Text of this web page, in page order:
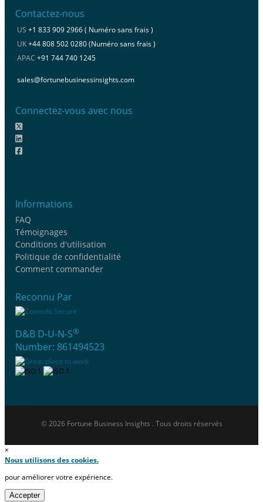
Contactez-nous
US +1 833 909 2966 ( Numéro sans frais )
UK+44 808 502 0280 (Numéro sans frais )
APAC +91 744 740 1245
sales@fortunebusinessinsights.com
Connectez-vous avec nous
Informations
FAQ
Témoignages
Conditions d'utilisation
Politique de confidentialité
Comment commander
Reconnu Par
D&B D-U-N-S®
Number: 861494523
© 2026 Fortune Business Insights . Tous droits réservés
×
Nous utilisons des cookies.
pour améliorer votre expérience.
Accepter